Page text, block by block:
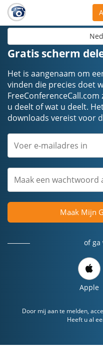
Gratis scherm
Het is aangenaam om
vinden die precies doet
u deelt of wat u deelt.
downloads vereist voor
Maak Mijn
of ga
Apple
Door mij aan te melden,
Heeft u al